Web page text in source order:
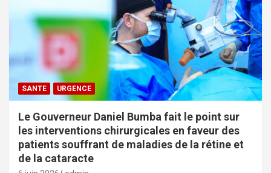
SANTE URGENCE
Le Gouverneur Daniel Bumba fait le point sur
les interventions chirurgicales en faveur des
patients souffrant de maladies de la rétine et
de la cataracte